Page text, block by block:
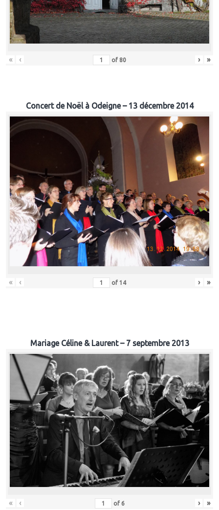
« ‹ of 80 › »
Concert de Noël à Odeigne – 13 décembre 2014
« ‹ of 14 › »
Mariage Céline & Laurent – 7 septembre 2013
« ‹ of 6 › »